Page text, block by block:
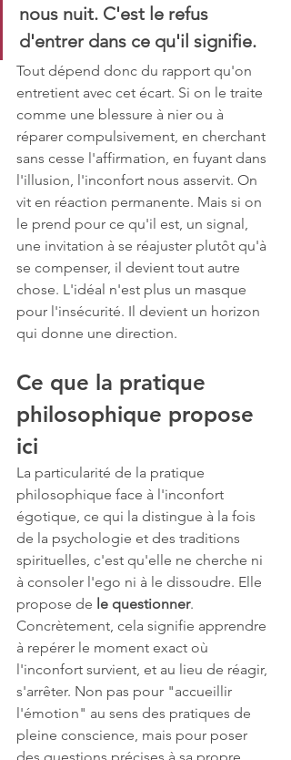
nous nuit. C'est le refus
d'entrer dans ce qu'il signifie.
Tout dépend donc du rapport qu'on
entretient avec cet écart. Si on le traite
comme une blessure à nier ou à
réparer compulsivement, en cherchant
sans cesse l'affirmation, en fuyant dans
l'illusion, l'inconfort nous asservit. On
vit en réaction permanente. Mais si on
le prend pour ce qu'il est, un signal,
une invitation à se réajuster plutôt qu'à
se compenser, il devient tout autre
chose. L'idéal n'est plus un masque
pour l'insécurité. Il devient un horizon
qui donne une direction.
Ce que la pratique
philosophique propose
ici
La particularité de la pratique
philosophique face à l'inconfort
égotique, ce qui la distingue à la fois
de la psychologie et des traditions
spirituelles, c'est qu'elle ne cherche ni
à consoler l'ego ni à le dissoudre. Elle
propose de le questionner.
Concrètement, cela signifie apprendre
à repérer le moment exact où
l'inconfort survient, et au lieu de réagir,
s'arrêter. Non pas pour "accueillir
l'émotion" au sens des pratiques de
pleine conscience, mais pour poser